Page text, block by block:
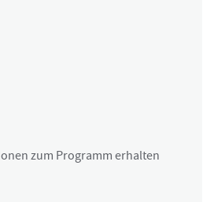
zum Programm erhalten